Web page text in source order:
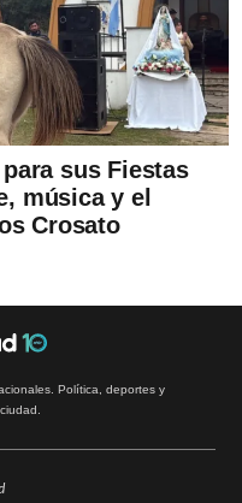
sus Fiestas
música y el
Crosato
Política, deportes y